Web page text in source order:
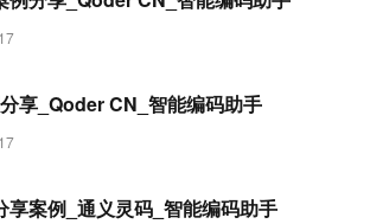
享_Qoder CN_智能编码助手
享案例_通义灵码_智能编码助手